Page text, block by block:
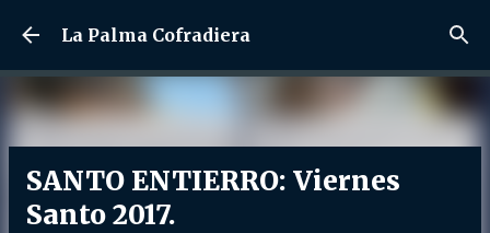
Ir al contenido principal
La Palma Cofradiera
SANTO ENTIERRO: Viernes
Santo 2017.